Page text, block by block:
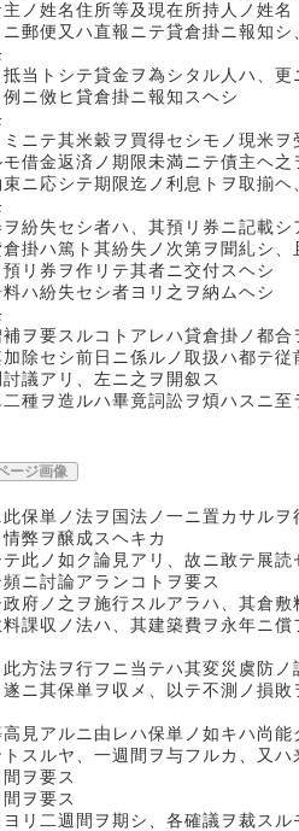
ノ姓名住所等及現在所持人ノ姓
郵便又ハ直報ニテ貸倉掛ニ報知
当トシテ貸金ヲ為シタル人ハ、
ニ傚ヒ貸倉掛ニ報知スヘシ
ニテ其米穀ヲ買得セシモノ現米
借金返済ノ期限未満ニテ債主ヘ
ニ応シテ期限迄ノ利息トヲ取揃
紛失セシ者ハ、其預リ券ニ記載
掛ハ篤ト其紛失ノ次第ヲ聞糺シ
リ券ヲ作リテ其者ニ交付スヘシ
ハ紛失セシ者ヨリ之ヲ納ムヘシ
ヲ要スルコトアレハ貸倉掛ノ都
加除セシ前日ニ係ルノ取扱ハ都テ
議アリ、左ニ之ヲ開叙ス
種ヲ造ルハ畢竟詞訟ヲ煩ハスニ
ージ画像
保単ノ法ヲ国法ノ一ニ置カサル
弊ヲ醸成スヘキカ
此ノ如ク論見アリ、故ニ敢テ展
ニ討論アランコトヲ要ス
府ノ之ヲ施行スルアラハ、其倉敷
課収ノ法ハ、其建築費ヲ永年ニ
方法ヲ行フニ当テハ其変災虞防
ニ其保単ヲ収メ、以テ不測ノ損
見アルニ由レハ保単ノ如キハ尚
スルヤ、一週間ヲ与フルカ、又
ヲ要ス
ヲ要ス
リ二週間ヲ期シ、各確議ヲ裁ス